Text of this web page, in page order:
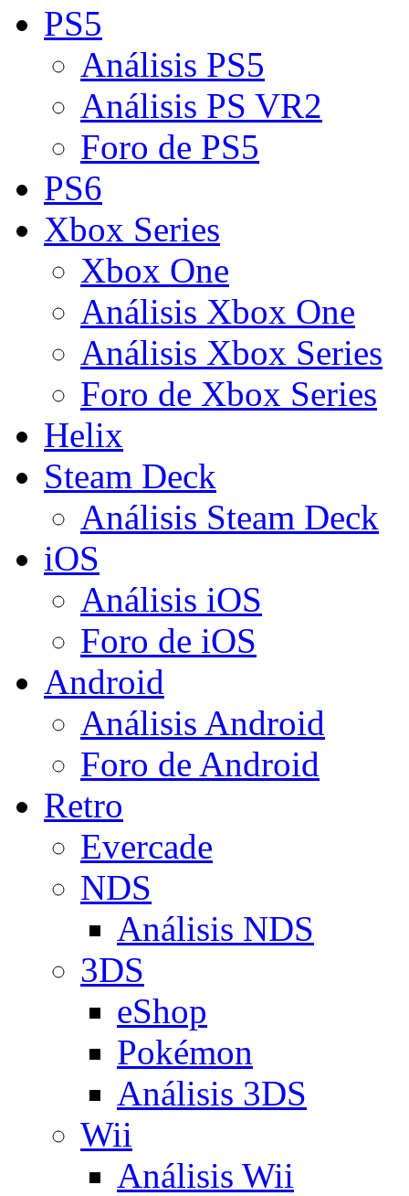
PS5
Análisis PS5
Análisis PS VR2
Foro de PS5
PS6
Xbox Series
Xbox One
Análisis Xbox One
Análisis Xbox Series
Foro de Xbox Series
Helix
Steam Deck
Análisis Steam Deck
iOS
Análisis iOS
Foro de iOS
Android
Análisis Android
Foro de Android
Retro
Evercade
NDS
Análisis NDS
3DS
eShop
Pokémon
Análisis 3DS
Wii
Análisis Wii